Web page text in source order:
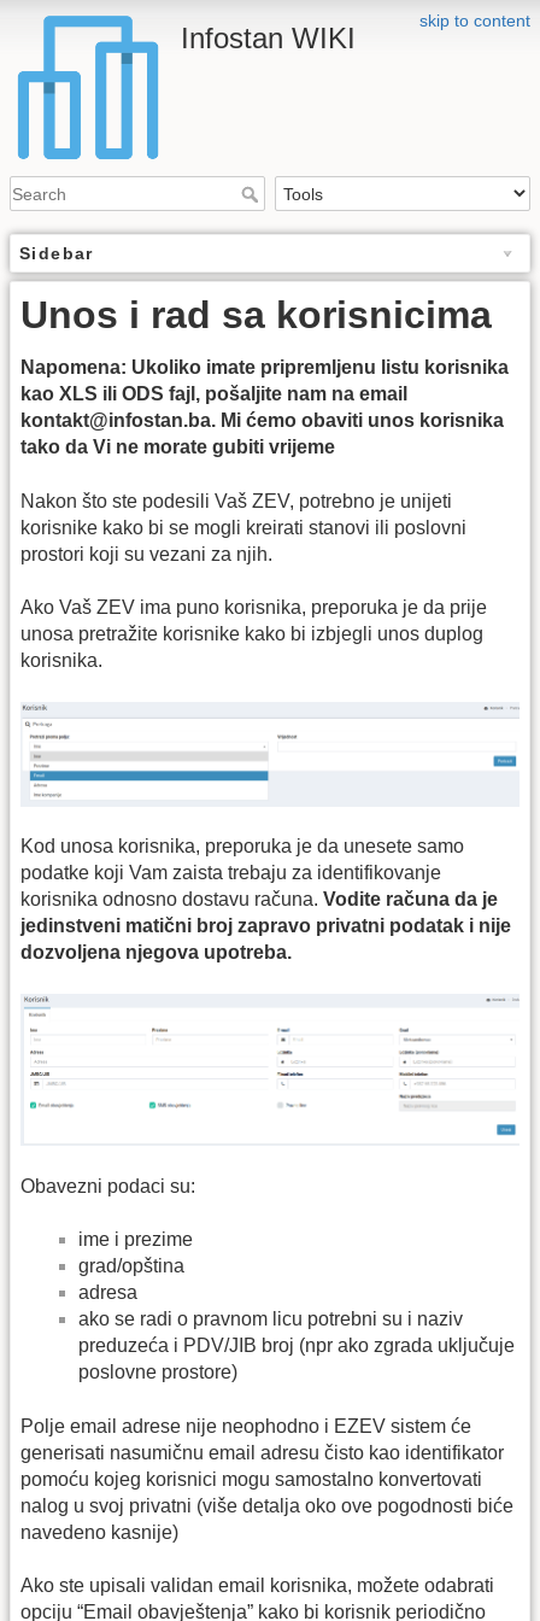
skip to content
Infostan WIKI
Sidebar
Unos i rad sa korisnicima
Napomena: Ukoliko imate pripremljenu listu korisnika
kao XLS ili ODS fajl, pošaljite nam na email
kontakt@infostan.ba. Mi ćemo obaviti unos korisnika
tako da Vi ne morate gubiti vrijeme
Nakon što ste podesili Vaš ZEV, potrebno je unijeti
korisnike kako bi se mogli kreirati stanovi ili poslovni
prostori koji su vezani za njih.
Ako Vaš ZEV ima puno korisnika, preporuka je da prije
unosa pretražite korisnike kako bi izbjegli unos duplog
korisnika.
Kod unosa korisnika, preporuka je da unesete samo
podatke koji Vam zaista trebaju za identifikovanje
korisnika odnosno dostavu računa. Vodite računa da je
jedinstveni matični broj zapravo privatni podatak i nije
dozvoljena njegova upotreba.
Obavezni podaci su:
ime i prezime
grad/opština
adresa
ako se radi o pravnom licu potrebni su i naziv
preduzeća i PDV/JIB broj (npr ako zgrada uključuje
poslovne prostore)
Polje email adrese nije neophodno i EZEV sistem će
generisati nasumičnu email adresu čisto kao identifikator
pomoću kojeg korisnici mogu samostalno konvertovati
nalog u svoj privatni (više detalja oko ove pogodnosti biće
navedeno kasnije)
Ako ste upisali validan email korisnika, možete odabrati
opciju “Email obavještenja” kako bi korisnik periodično